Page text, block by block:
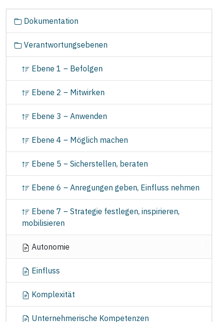
o
Dokumentation
Verantwortungsebenen
Ebene 1 – Befolgen
Ebene 2 – Mitwirken
Ebene 3 – Anwenden
Ebene 4 – Möglich machen
Ebene 5 – Sicherstellen, beraten
Ebene 6 – Anregungen geben, Einfluss nehmen
Ebene 7 – Strategie festlegen, inspirieren,
mobilisieren
Autonomie
Einfluss
Komplexität
Unternehmerische Kompetenzen